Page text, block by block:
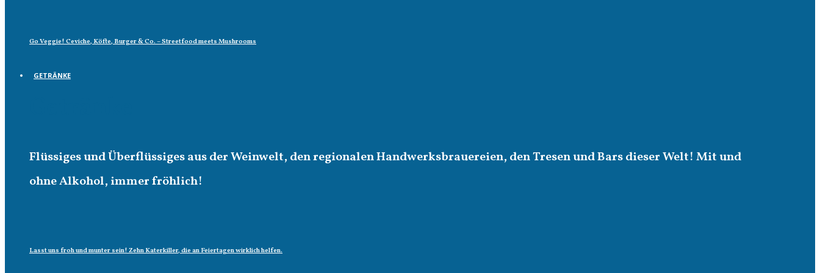
Go Veggie! Ceviche, Köfte, Burger & Co. – Streetfood meets Mushrooms
GETRÄNKE
Flüssiges und Überflüssiges aus der Weinwelt, den regionalen Handwerksbrauereien, den Tresen und Bars dieser Welt! Mit und
ohne Alkohol, immer fröhlich!
Lasst uns froh und munter sein! Zehn Katerkiller, die an Feiertagen wirklich helfen.